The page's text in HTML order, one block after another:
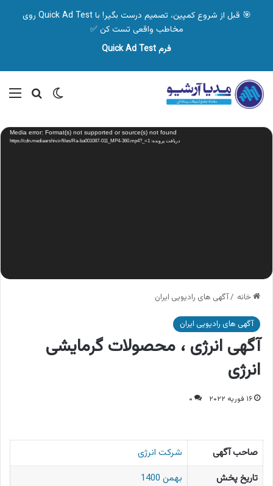
🎯 قبل از شروع کمپین، تصمیم درست بگیر! با Quick Ad Test روی
مخاطب واقعی تست کن ✅
فرم Quick Ad Test
تغییر پوسته
نمایشگر
ویدیو Media error: Format(s) not supported or source(s) not found
دریافت پرونده: https://cdn.mediaarshiv.ir/files/Ra-ba001087-011_MP4-360.mp4?_=1
خانه /آگهی های رادیویی ایران
آگهی های رادیویی ایران
آگهی انرژی ، محصولات گرمایشی
انرژی
۱۶ فوریه ۲۰۲۲ ۰
صاحب آگهی
شرکت انرژی
تاریخ پخش
بهمن 1400